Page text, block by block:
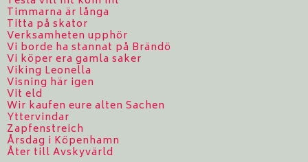
Timmarna är långa
Titta på skator
Verksamheten upphör
Vi borde ha stannat på Brändö
Vi köper era gamla saker
Viking Leonella
Visning här igen
Vit eld
Wir kaufen eure alten Sachen
Yttervindar
Zapfenstreich
Årsdag i Köpenhamn
Åter till Avskyvärld